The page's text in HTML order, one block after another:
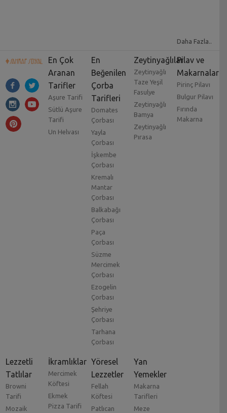
Daha Fazla..
En Çok
Aranan
Tarifler
Aşure Tarifi
Sütlü Aşure
Tarifi
Un Helvası
En
Beğenilen
Çorba
Tarifleri
Domates
Çorbası
Yayla
Çorbası
İşkembe
Çorbası
Kremalı
Mantar
Çorbası
Balkabağı
Çorbası
Paça
Çorbası
Süzme
Mercimek
Çorbası
Ezogelin
Çorbası
Şehriye
Çorbası
Tarhana
Çorbası
Zeytinyağlılar
Zeytinyağlı
Taze Yeşil
Fasulye
Zeytinyağlı
Bamya
Zeytinyağlı
Pırasa
Pilav ve
Makarnalar
Pirinç Pilavı
Bulgur Pilavı
Fırında
Makarna
Lezzetli
Tatlılar
Browni
Tarifi
Mozaik
İkramlıklar
Mercimek
Köftesi
Ekmek
Pizza Tarifi
Yöresel
Lezzetler
Fellah
Köftesi
Patlıcan
Yan
Yemekler
Makarna
Tarifleri
Meze